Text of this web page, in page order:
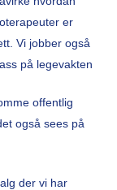
er
Vi jobber også
på legevakten
offentlig
også sees på
der vi har